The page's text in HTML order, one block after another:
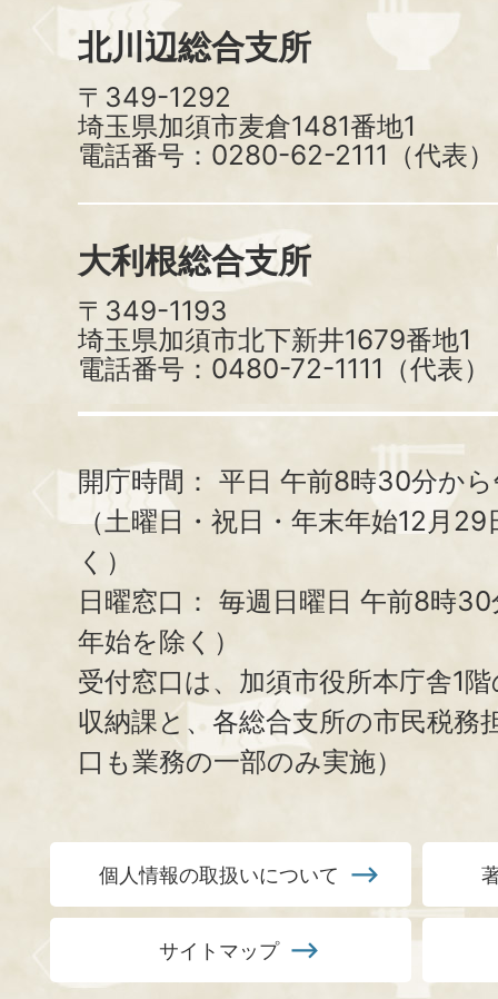
北川辺総合支所
〒349-1292
埼玉県加須市麦倉1481番地1
電話番号：0280-62-2111（代表）
大利根総合支所
〒349-1193
埼玉県加須市北下新井1679番地1
電話番号：0480-72-1111（代表）
開庁時間： 平日 午前8時30分か
（土曜日・祝日・年末年始12月
く）
日曜窓口： 毎週日曜日 午前8時
年始を除く）
受付窓口は、加須市役所本庁舎1
収納課と、 各総合支所の市民税務
口も業務の一部のみ実施）
個人情報の取扱いについて
サイトマップ